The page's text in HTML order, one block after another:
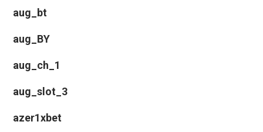
aug_bt
aug_BY
aug_ch_1
aug_slot_3
azer1xbet